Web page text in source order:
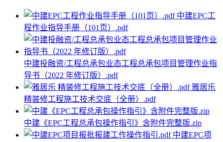
中建EPC工
程作业指导手册（101页）.pdf
中建投融资/工程总承包业态工程总承包项目管理作业指
导书（2022 年修订版）.pdf
雅居乐
精装修工程施工技术交底（全册）.pdf
中建《EPC工程总承包操作指引》含附件完整版.zip
中建EPC项